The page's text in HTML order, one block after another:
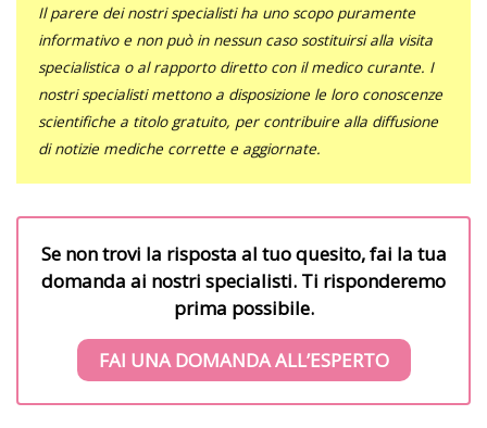
Il parere dei nostri specialisti ha uno scopo puramente
informativo e non può in nessun caso sostituirsi alla visita
specialistica o al rapporto diretto con il medico curante. I
nostri specialisti mettono a disposizione le loro conoscenze
scientifiche a titolo gratuito, per contribuire alla diffusione
di notizie mediche corrette e aggiornate.
Se non trovi la risposta al tuo quesito, fai la tua
domanda ai nostri specialisti. Ti risponderemo
prima possibile.
FAI UNA DOMANDA ALL’ESPERTO